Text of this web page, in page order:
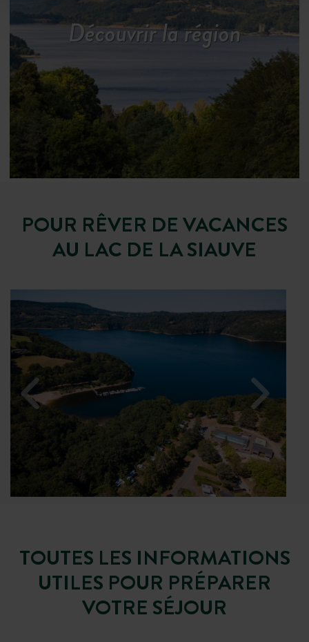
Découvrir la région
POUR RÊVER DE VACANCES
AU LAC DE LA SIAUVE
TOUTES LES INFORMATIONS
UTILES POUR PRÉPARER
VOTRE SÉJOUR